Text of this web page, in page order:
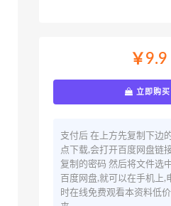
￥9.9
立即购买
支付后 在上方先复制下边
点下载,会打开百度网盘链
复制的密码 然后将文件选
百度网盘,就可以在手机上,
时在线免费观看本资料低